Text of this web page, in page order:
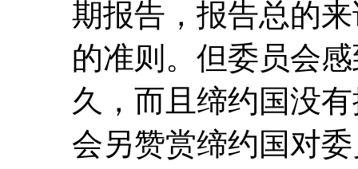
期报告，报告总的
的准则。但委员会
久，而且缔约国没
会另赞赏缔约国对